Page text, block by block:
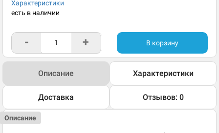
Характеристики
есть в наличии
- + В корзину
Описание Характеристики
Доставка Отзывов: 0
Описание